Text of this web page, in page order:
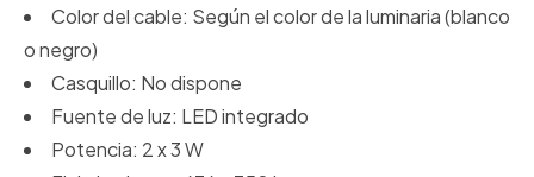
Color del cable: Según el color de la luminaria (blanco
o negro)
Casquillo: No dispone
Fuente de luz: LED integrado
Potencia: 2 x 3 W